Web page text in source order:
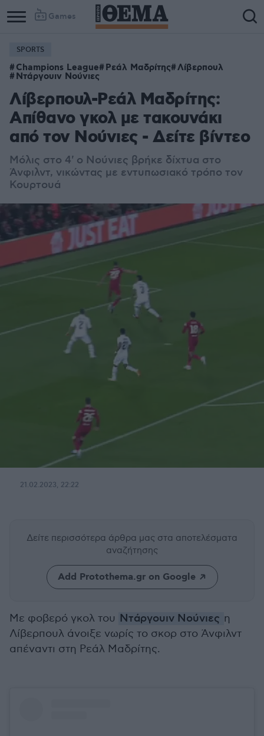
Games
SPORTS
Champions League Ρεάλ Μαδρίτης Λίβερπουλ
Ντάργουιν Νούνιες
Λίβερπουλ-Ρεάλ Μαδρίτης:
Απίθανο γκολ με τακουνάκι
από τον Νούνιες - Δείτε βίντεο
Μόλις στο 4' ο Νούνιες βρήκε δίχτυα στο
Άνφιλντ, νικώντας με εντυπωσιακό τρόπο τον
Κουρτουά
21.02.2023, 22:22
Δείτε περισσότερα άρθρα μας στα αποτελέσματα
αναζήτησης
Add Protothema.gr on Google
Με φοβερό γκολ του Ντάργουιν Νούνιες η
Λίβερπουλ άνοιξε νωρίς το σκορ στο Άνφιλντ
απέναντι στη Ρεάλ Μαδρίτης.